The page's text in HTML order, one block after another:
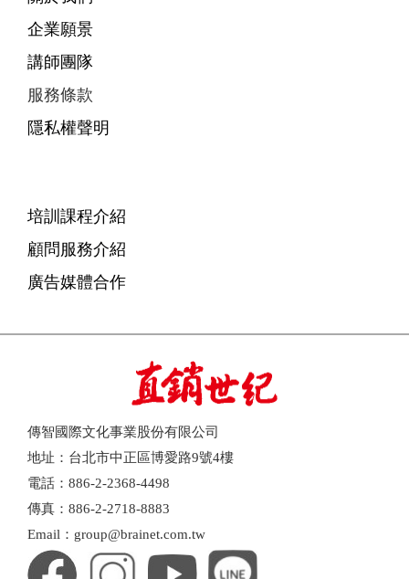
企業願景
講師團隊
服務條款
隱私權聲明
培訓課程介紹
顧問服務介紹
廣告媒體合作
傳智國際文化事業股份有限公司
地址：台北市中正區博愛路9號4樓
電話：886-2-2368-4498
傳真：886-2-2718-8883
Email：group@brainet.com.tw